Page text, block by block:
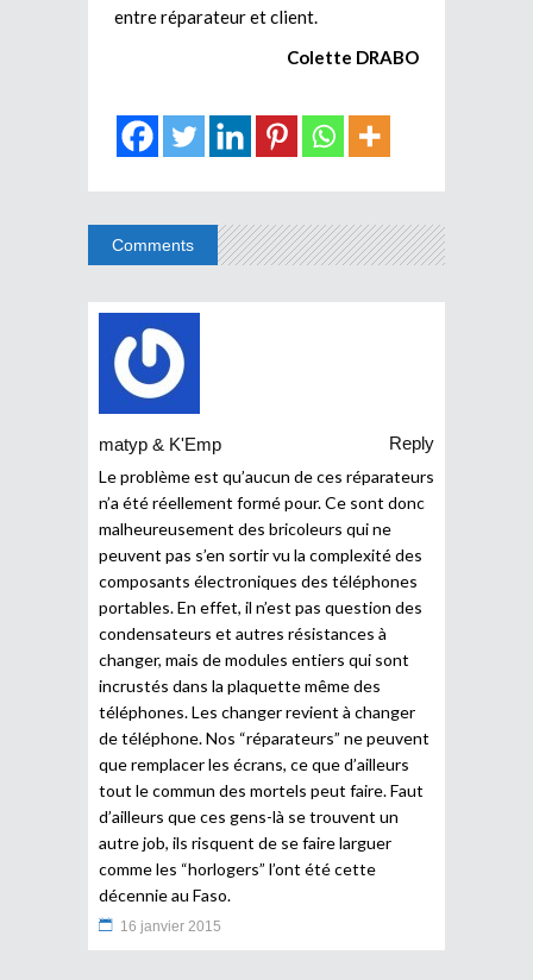
entre réparateur et client.
Colette DRABO
Comments
matyp & K'Emp
Reply
Le problème est qu’aucun de ces réparateurs
n’a été réellement formé pour. Ce sont donc
malheureusement des bricoleurs qui ne
peuvent pas s’en sortir vu la complexité des
composants électroniques des téléphones
portables. En effet, il n’est pas question des
condensateurs et autres résistances à
changer, mais de modules entiers qui sont
incrustés dans la plaquette même des
téléphones. Les changer revient à changer
de téléphone. Nos “réparateurs” ne peuvent
que remplacer les écrans, ce que d’ailleurs
tout le commun des mortels peut faire. Faut
d’ailleurs que ces gens-là se trouvent un
autre job, ils risquent de se faire larguer
comme les “horlogers” l’ont été cette
décennie au Faso.
16 janvier 2015